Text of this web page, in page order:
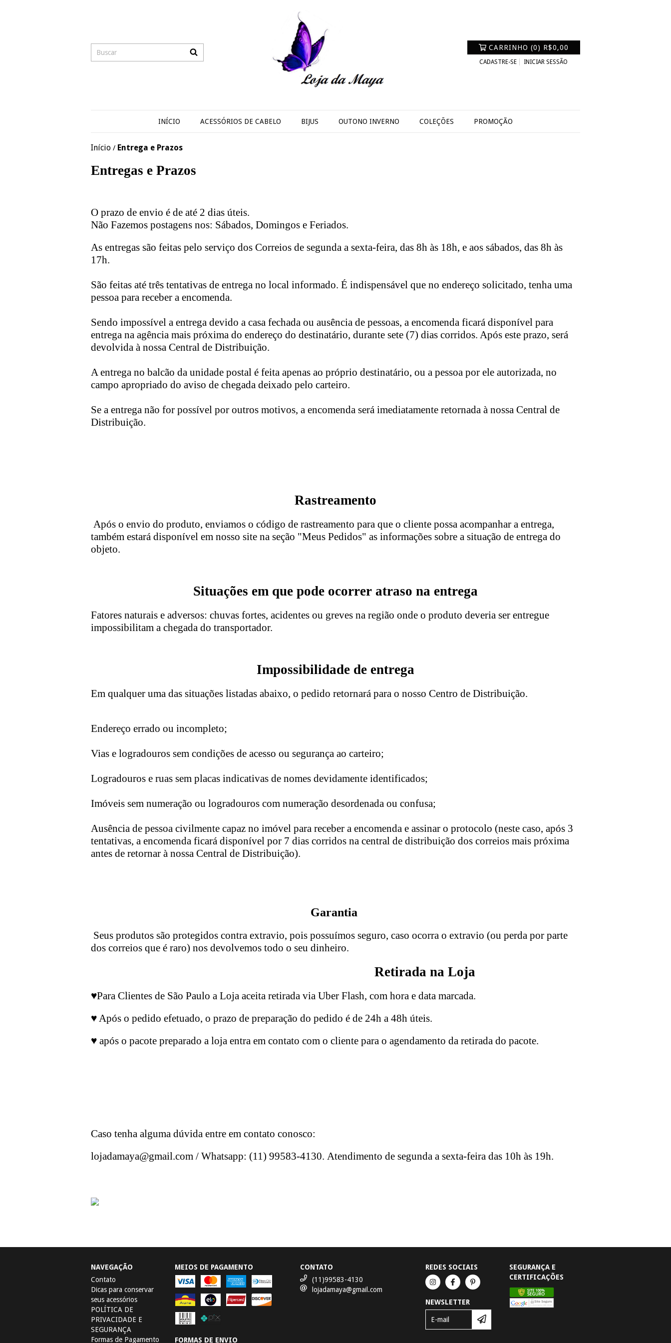
CARRINHO (0) R$0,00
CADASTRE-SE INICIAR SESSÃO
INÍCIO ACESSÓRIOS DE CABELO BIJUS OUTONO INVERNO COLEÇÕES PROMOÇÃO
Início / Entrega e Prazos
Entregas e Prazos
O prazo de envio é de até 2 dias úteis.
Não Fazemos postagens nos: Sábados, Domingos e Feriados.
As entregas são feitas pelo serviço dos Correios de segunda a sexta-feira, das 8h às 18h, e aos sábados, das 8h às
17h.
São feitas até três tentativas de entrega no local informado. É indispensável que no endereço solicitado, tenha uma
pessoa para receber a encomenda.
Sendo impossível a entrega devido a casa fechada ou ausência de pessoas, a encomenda ficará disponível para
entrega na agência mais próxima do endereço do destinatário, durante sete (7) dias corridos. Após este prazo, será
devolvida à nossa Central de Distribuição.
A entrega no balcão da unidade postal é feita apenas ao próprio destinatário, ou a pessoa por ele autorizada, no
campo apropriado do aviso de chegada deixado pelo carteiro.
Se a entrega não for possível por outros motivos, a encomenda será imediatamente retornada à nossa Central de
Distribuição.
Rastreamento
Após o envio do produto, enviamos o código de rastreamento para que o cliente possa acompanhar a entrega,
também estará disponível em nosso site na seção "Meus Pedidos" as informações sobre a situação de entrega do
objeto.
Situações em que pode ocorrer atraso na entrega
Fatores naturais e adversos: chuvas fortes, acidentes ou greves na região onde o produto deveria ser entregue
impossibilitam a chegada do transportador.
Impossibilidade de entrega
Em qualquer uma das situações listadas abaixo, o pedido retornará para o nosso Centro de Distribuição.
Endereço errado ou incompleto;
Vias e logradouros sem condições de acesso ou segurança ao carteiro;
Logradouros e ruas sem placas indicativas de nomes devidamente identificados;
Imóveis sem numeração ou logradouros com numeração desordenada ou confusa;
Ausência de pessoa civilmente capaz no imóvel para receber a encomenda e assinar o protocolo (neste caso, após 3
tentativas, a encomenda ficará disponível por 7 dias corridos na central de distribuição dos correios mais próxima
antes de retornar à nossa Central de Distribuição).
Garantia
Seus produtos são protegidos contra extravio, pois possuímos seguro, caso ocorra o extravio (ou perda por parte
dos correios que é raro) nos devolvemos todo o seu dinheiro.
Retirada na Loja
♥Para Clientes de São Paulo a Loja aceita retirada via Uber Flash, com hora e data marcada.
♥Após o pedido efetuado, o prazo de preparação do pedido é de 24h a 48h úteis.
♥ após o pacote preparado a loja entra em contato com o cliente para o agendamento da retirada do pacote.
Caso tenha alguma dúvida entre em contato conosco:
lojadamaya@gmail.com / Whatsapp: (11) 99583-4130. Atendimento de segunda a sexta-feira das 10h às 19h.
NAVEGAÇÃO
Contato
Dicas para conservar
seus acessórios
POLÍTICA DE
PRIVACIDADE E
SEGURANÇA
Formas de Pagamento
MEIOS DE PAGAMENTO
FORMAS DE ENVIO
CONTATO
(11)99583-4130
lojadamaya@gmail.com
REDES SOCIAIS
NEWSLETTER
SEGURANÇA E
CERTIFICAÇÕES